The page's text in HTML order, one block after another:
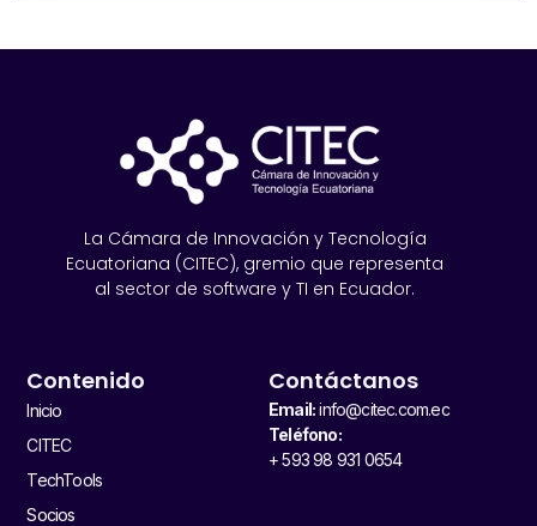
La Cámara de Innovación y Tecnología
Ecuatoriana (CITEC), gremio que representa
al sector de software y TI en Ecuador.
Contenido
Inicio
CITEC
TechTools
Socios
Contáctanos
Email:info@citec.com.ec
Teléfono:
+ 593 98 931 0654